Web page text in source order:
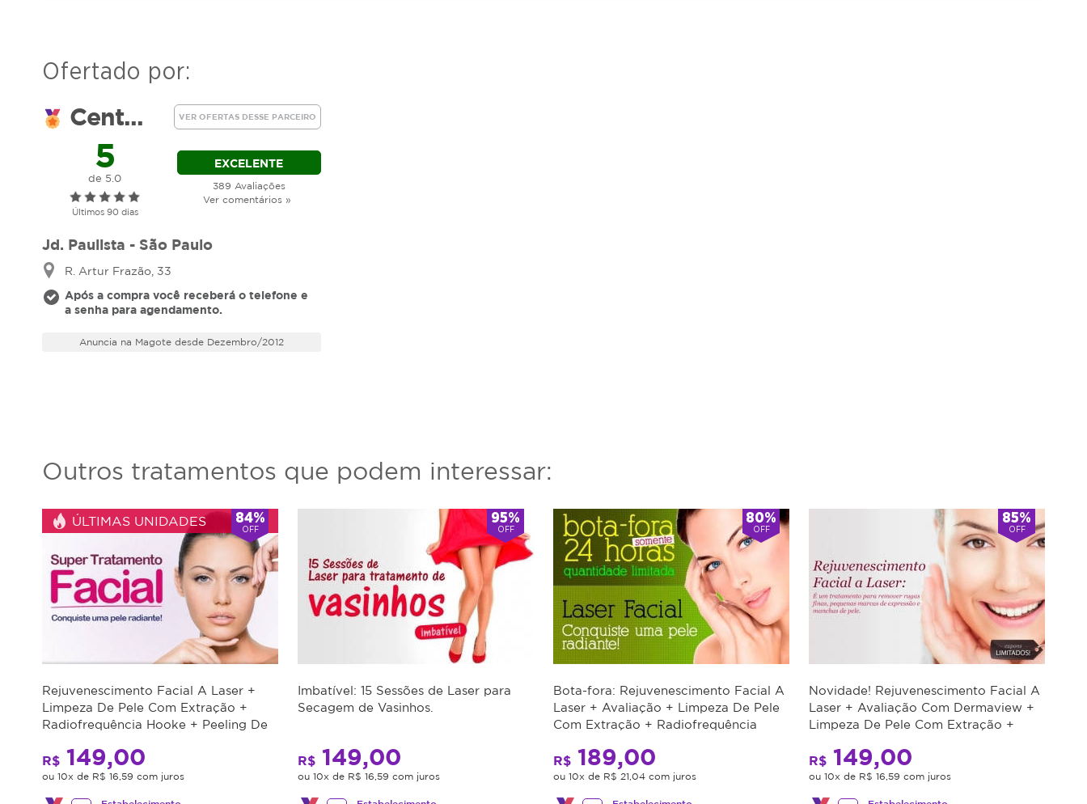
Ofertado por:
Cent... VER OFERTAS DESSE PARCEIRO
5
de 5.0
Últimos 90 dias
EXCELENTE
389 Avaliações
Ver comentários »
Jd. Paulista - São Paulo
R. Artur Frazão, 33
Após a compra você receberá o telefone e
a senha para agendamento.
Anuncia na Magote desde Dezembro/2012
Outros tratamentos que podem interessar:
ÚLTIMAS UNIDADES 84%
OFF
Rejuvenescimento Facial A Laser +
Limpeza De Pele Com Extração +
Radiofrequência Hooke + Peeling De
R$ 149,00
ou 10x de R$ 16,59 com juros
95%
OFF
Imbatível: 15 Sessões de Laser para
Secagem de Vasinhos.
R$ 149,00
ou 10x de R$ 16,59 com juros
80%
OFF
Bota-fora: Rejuvenescimento Facial A
Laser + Avaliação + Limpeza De Pele
Com Extração + Radiofrequência
R$ 189,00
ou 10x de R$ 21,04 com juros
85%
OFF
Novidade! Rejuvenescimento Facial A
Laser + Avaliação Com Dermaview +
Limpeza De Pele Com Extração +
Diamante
R$ 149,00
ou 10x de R$ 16,59 com juros